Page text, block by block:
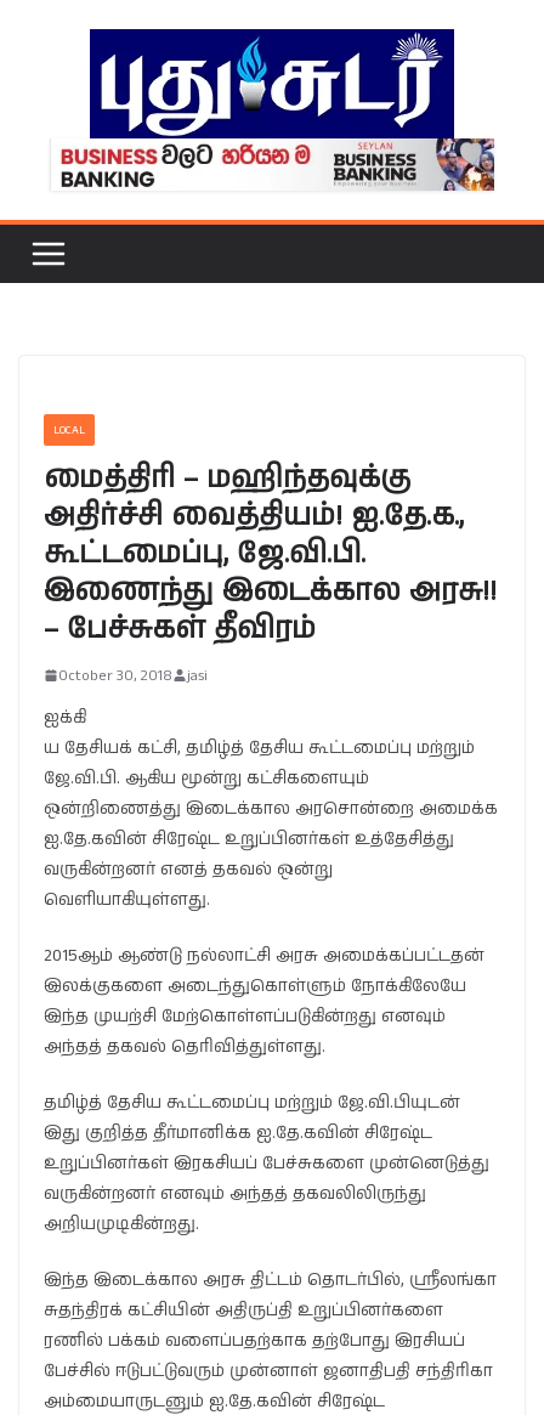
LOCAL
மைத்திரி – மஹிந்தவுக்கு
அதிர்ச்சி வைத்தியம்! ஐ.தே.க.,
கூட்டமைப்பு, ஜே.வி.பி.
இணைந்து இடைக்கால அரசு!!
– பேச்சுகள் தீவிரம்
October 30, 2018 jasi
ஐக்கி
ய தேசியக் கட்சி, தமிழ்த் தேசிய கூட்டமைப்பு மற்றும்
ஜே.வி.பி. ஆகிய மூன்று கட்சிகளையும்
ஒன்றிணைத்து இடைக்கால அரசொன்றை அமைக்க
ஐ.தே.கவின் சிரேஷ்ட உறுப்பினர்கள் உத்தேசித்து
வருகின்றனர் எனத் தகவல் ஒன்று
வெளியாகியுள்ளது.
2015ஆம் ஆண்டு நல்லாட்சி அரசு அமைக்கப்பட்டதன்
இலக்குகளை அடைந்துகொள்ளும் நோக்கிலேயே
இந்த முயற்சி மேற்கொள்ளப்படுகின்றது எனவும்
அந்தத் தகவல் தெரிவித்துள்ளது.
தமிழ்த் தேசிய கூட்டமைப்பு மற்றும் ஜே.வி.பியுடன்
இது குறித்த தீர்மானிக்க ஐ.தே.கவின் சிரேஷ்ட
உறுப்பினர்கள் இரகசியப் பேச்சுகளை முன்னெடுத்து
வருகின்றனர் எனவும் அந்தத் தகவலிலிருந்து
அறியமுடிகின்றது.
இந்த இடைக்கால அரசு திட்டம் தொடர்பில், ஸ்ரீலங்கா
சுதந்திரக் கட்சியின் அதிருப்தி உறுப்பினர்களை
ரணில் பக்கம் வளைப்பதற்காக தற்போது இரசியப்
பேச்சில் ஈடுபட்டுவரும் முன்னாள் ஜனாதிபதி சந்திரிகா
அம்மையாருடனும் ஐ.தே.கவின் சிரேஷ்ட